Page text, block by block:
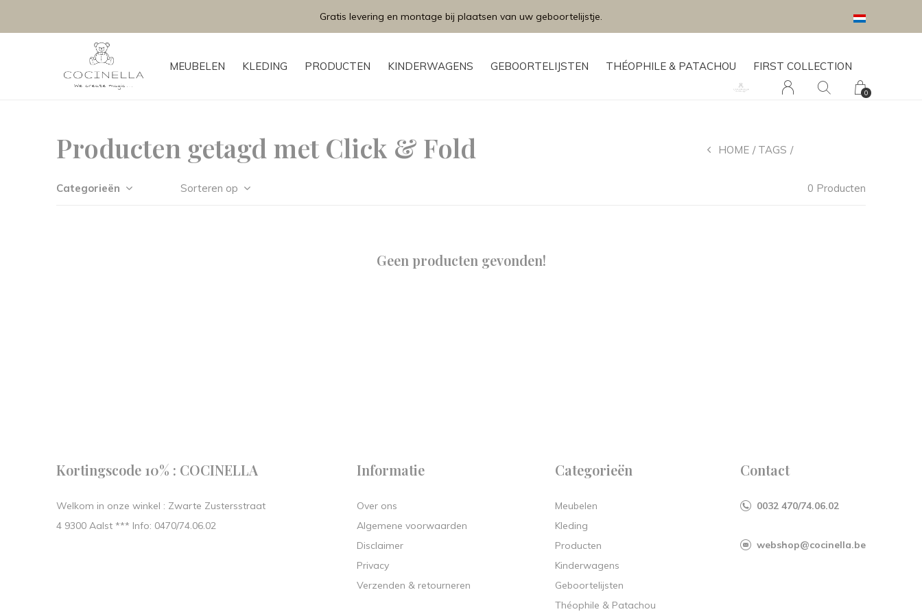
MEUBELEN KLEDING PRODUCTEN KINDERWAGENS GEBOORTELIJSTEN THÉOPHILE & PATACHOU FIRST COLLECTION
0
Gratis levering en montage bij plaatsen van uw geboortelijstje.
Producten getagd met Click & Fold HOME TAGS
Categorieën Sorteren op 0 Producten
Geen producten gevonden!
Kortingscode 10% : COCINELLA
Welkom in onze winkel : Zwarte Zustersstraat
4 9300 Aalst *** Info: 0470/74.06.02
Informatie
Over ons
Algemene voorwaarden
Disclaimer
Privacy
Verzenden & retourneren
Categorieën
Meubelen
Kleding
Producten
Kinderwagens
Geboortelijsten
Théophile & Patachou
Contact
0032 470/74.06.02
webshop@cocinella.be